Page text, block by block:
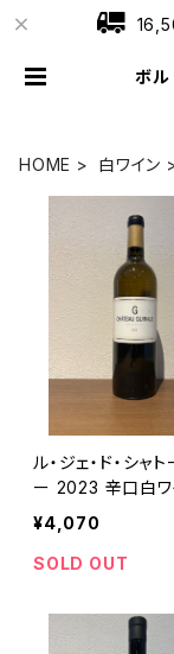
ボル
HOME 白ワイン
ル・ジェ・ド・シャト
ー 2023 辛口白ワ
ドー フランス
¥4,070
SOLD OUT